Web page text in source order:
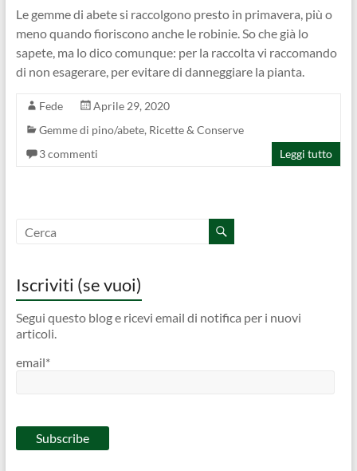
Le gemme di abete si raccolgono presto in primavera, più o
meno quando fioriscono anche le robinie. So che già lo
sapete, ma lo dico comunque: per la raccolta vi raccomando
di non esagerare, per evitare di danneggiare la pianta.
Fede
Aprile 29, 2020
Gemme di pino/abete, Ricette & Conserve
3 commenti
Leggi tutto
Iscriviti (se vuoi)
Segui questo blog e ricevi email di notifica per i nuovi
articoli.
email*